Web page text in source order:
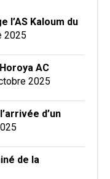
l’AS Kaloum du
2025
AC
2025
d’un
de la